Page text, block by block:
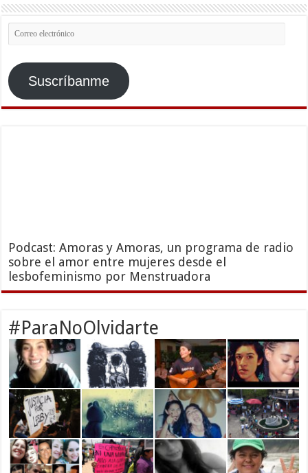
Correo
electrónico
Suscríbanme
Podcast: Amoras y Amoras, un programa de radio
sobre el amor entre mujeres desde el
lesbofeminismo por Menstruadora
#ParaNoOlvidarte